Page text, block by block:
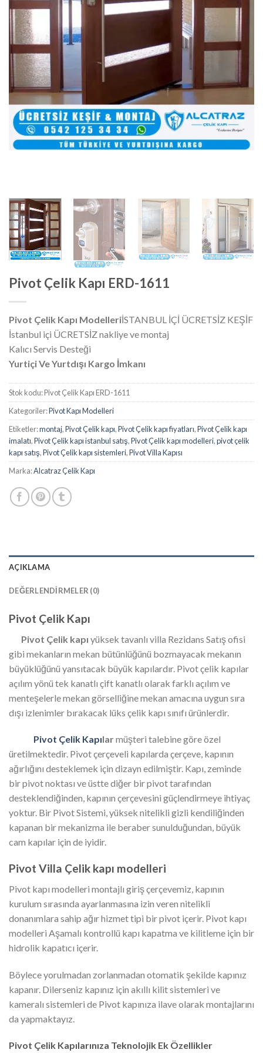
Pivot Çelik Kapı ERD-1611
Pivot Çelik Kapı ModelleriİSTANBUL İÇİ ÜCRETSİZ KEŞİF
İstanbul içi ÜCRETSİZ nakliye ve montaj
Kalıcı Servis Desteği
Yurtiçi Ve Yurtdışı Kargo İmkanı
Stok kodu:Pivot Çelik Kapı ERD-1611
Kategoriler:Pivot Kapı Modelleri
Etiketler:montaj,Pivot Çelik kapı,Pivot Çelik kapı fiyatları,Pivot Çelik kapı
imalatı,Pivot Çelik kapı istanbul satış,Pivot Çelik kapı modelleri,pivot çelik
kapı satış,Pivot Çelik kapı sistemleri,Pivot Villa Kapısı
Marka:Alcatraz Çelik Kapı
AÇIKLAMA
DEĞERLENDIRMELER (0)
Pivot Çelik Kapı
Pivot Çelik kapı yüksek tavanlı villa Rezidans Satış ofisi
gibi mekanların mekan bütünlüğünü bozmayacak mekanın
büyüklüğünü yansıtacak büyük kapılardır. Pivot çelik kapılar
açılım yönü tek kanatlı çift kanatlı olarak farklı açılım ve
menteşelerle mekan görselliğine mekan amacına uygun sıra
dışı izlenimler bırakacak lüks çelik kapı sınıfı ürünlerdir.
Pivot Çelik Kapılarmüşteri talebine göre özel
üretilmektedir. Pivot çerçeveli kapılarda çerçeve, kapının
ağırlığını desteklemek için dizayn edilmiştir. Kapı, zeminde
bir pivot noktası ve üstte diğer bir pivot tarafından
desteklendiğinden, kapının çerçevesini güçlendirmeye ihtiyaç
yoktur. Bir Pivot Sistemi, yüksek nitelikli gizli kendiliğinden
kapanan bir mekanizma ile beraber sunulduğundan, büyük
cam kapılar için de iyidir.
Pivot Villa Çelik kapı modelleri
Pivot kapı modelleri montajlı giriş çerçevemiz, kapının
kurulum sırasında ayarlanmasına izin veren nitelikli
donanımlara sahip ağır hizmet tipi bir pivot içerir. Pivot kapı
modelleri Aşamalı kontrollü kapı kapatma ve kilitleme için bir
hidrolik kapatıcı içerir.
Böylece yorulmadan zorlanmadan otomatik şekilde kapınız
kapanır. Dilerseniz kapınız için akıllı kilit sistemleri ve
kameralı sistemleri de Pivot kapınıza ilave olarak montajlarını
da yapmaktayız.
Pivot Çelik Kapılarınıza Teknolojik Ek Özellikler